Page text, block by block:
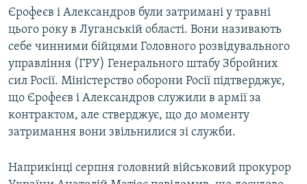
Усі сайти RFE/RL
Єрофеєв і Александров були затримані у травні
цього року в Луганській області. Вони називають
себе чинними бійцями Головного розвідувального
управління (ГРУ) Генерального штабу Збройних
сил Росії. Міністерство оборони Росії підтверджує,
що Єрофеєв і Александров служили в армії за
контрактом, але стверджує, що до моменту
затримання вони звільнилися зі служби.
Наприкінці серпня головний військовий прокурор